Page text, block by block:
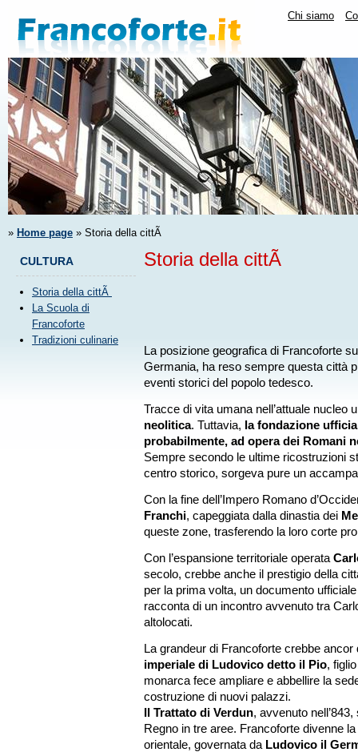
Chi siamo
» Home page » Storia della cittÃ
CULTURA
Storia della cittÃ
La Scuola di
Francoforte
Tradizioni culinarie
Storia della cittÃ
La posizione geografica di Francoforte
Germania, ha reso sempre questa città
eventi storici del popolo tedesco.
Tracce di vita umana nell’attuale nucleo
neolitica. Tuttavia, la fondazione
probabilmente, ad opera dei Romani
Sempre secondo le ultime ricostruzioni
centro storico, sorgeva pure un
Con la fine dell’Impero Romano
Franchi, capeggiata dalla dinastia dei
queste zone, trasferendo la loro corte
Con l’espansione territoriale operata
secolo, crebbe anche il prestigio della
per la prima volta, un documento
racconta di un incontro avvenuto tra
altolocati.
La grandeur di Francoforte crebbe ancor
imperiale di Ludovico detto il Pio,
monarca fece ampliare e abbellire la
costruzione di nuovi palazzi.
Il Trattato di Verdun, avvenuto
Regno in tre aree. Francoforte divenne
orientale, governata da Ludovico il